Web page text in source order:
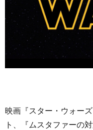
映画『スター・ウォー
ト、『ムスタファーの